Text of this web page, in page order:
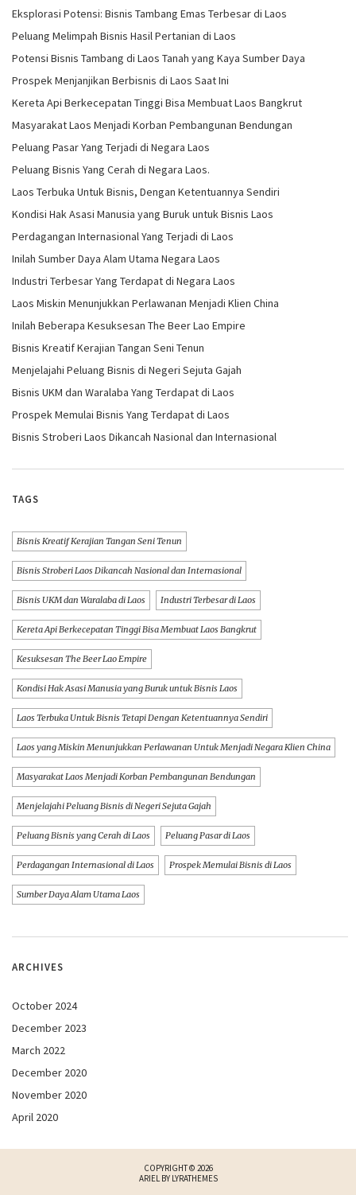
Eksplorasi Potensi: Bisnis Tambang Emas Terbesar di Laos
Peluang Melimpah Bisnis Hasil Pertanian di Laos
Potensi Bisnis Tambang di Laos Tanah yang Kaya Sumber Daya
Prospek Menjanjikan Berbisnis di Laos Saat Ini
Kereta Api Berkecepatan Tinggi Bisa Membuat Laos Bangkrut
Masyarakat Laos Menjadi Korban Pembangunan Bendungan
Peluang Pasar Yang Terjadi di Negara Laos
Peluang Bisnis Yang Cerah di Negara Laos.
Laos Terbuka Untuk Bisnis, Dengan Ketentuannya Sendiri
Kondisi Hak Asasi Manusia yang Buruk untuk Bisnis Laos
Perdagangan Internasional Yang Terjadi di Laos
Inilah Sumber Daya Alam Utama Negara Laos
Industri Terbesar Yang Terdapat di Negara Laos
Laos Miskin Menunjukkan Perlawanan Menjadi Klien China
Inilah Beberapa Kesuksesan The Beer Lao Empire
Bisnis Kreatif Kerajian Tangan Seni Tenun
Menjelajahi Peluang Bisnis di Negeri Sejuta Gajah
Bisnis UKM dan Waralaba Yang Terdapat di Laos
Prospek Memulai Bisnis Yang Terdapat di Laos
Bisnis Stroberi Laos Dikancah Nasional dan Internasional
TAGS
Bisnis Kreatif Kerajian Tangan Seni Tenun
Bisnis Stroberi Laos Dikancah Nasional dan Internasional
Bisnis UKM dan Waralaba di Laos Industri Terbesar di Laos
Kereta Api Berkecepatan Tinggi Bisa Membuat Laos Bangkrut
Kesuksesan The Beer Lao Empire
Kondisi Hak Asasi Manusia yang Buruk untuk Bisnis Laos
Laos Terbuka Untuk Bisnis Tetapi Dengan Ketentuannya Sendiri
Laos yang Miskin Menunjukkan Perlawanan Untuk Menjadi Negara Klien China
Masyarakat Laos Menjadi Korban Pembangunan Bendungan
Menjelajahi Peluang Bisnis di Negeri Sejuta Gajah
Peluang Bisnis yang Cerah di Laos Peluang Pasar di Laos
Perdagangan Internasional di Laos Prospek Memulai Bisnis di Laos
Sumber Daya Alam Utama Laos
ARCHIVES
October 2024
December 2023
March 2022
December 2020
November 2020
April 2020
COPYRIGHT © 2026
ARIEL BY LYRATHEMES